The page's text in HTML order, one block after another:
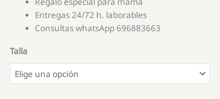
Entregas 24/72 h. laborables
Consultas whatsApp 696883663
Talla